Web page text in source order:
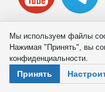
Издания
О
Номера
© 2026 ИНП РАН
Мы используем файлы
Нажимая "Принять", вы
конфиденциальности.
Принять